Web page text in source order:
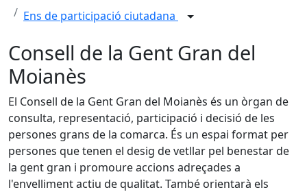
Ens de participació ciutadana
Consell de la Gent Gran del
Moianès
El Consell de la Gent Gran del Moianès és un òrgan de
consulta, representació, participació i decisió de les
persones grans de la comarca. És un espai format per
persones que tenen el desig de vetllar pel benestar de
la gent gran i promoure accions adreçades a
l'envelliment actiu de qualitat. També orientarà els